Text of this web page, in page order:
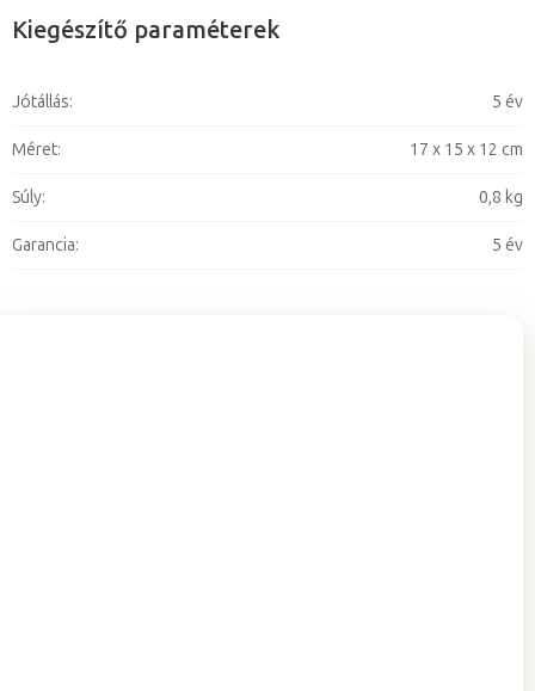
Kiegészítő paraméterek
Jótállás: 5 év
Méret: 17 x 15 x 12 cm
Súly: 0,8 kg
Garancia: 5 év